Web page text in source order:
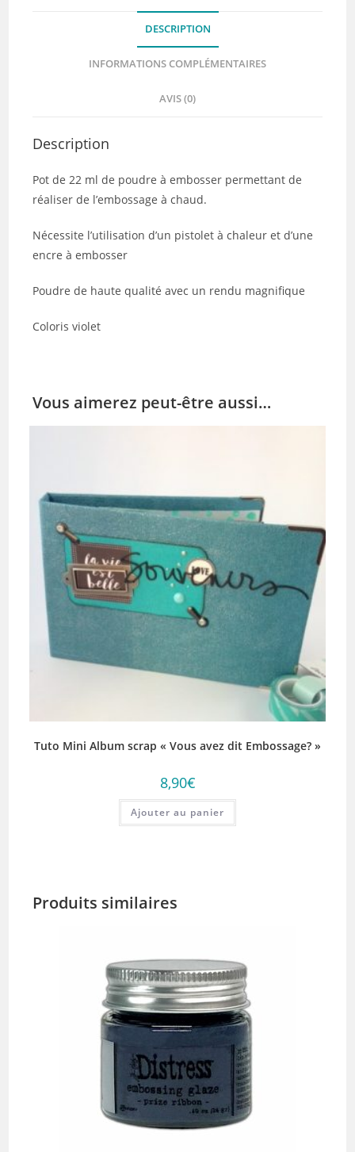
DESCRIPTION
INFORMATIONS COMPLÉMENTAIRES
AVIS (0)
Description
Pot de 22 ml de poudre à embosser permettant de
réaliser de l’embossage à chaud.
Nécessite l’utilisation d’un pistolet à chaleur et d’une
encre à embosser
Poudre de haute qualité avec un rendu magnifique
Coloris violet
Vous aimerez peut-être aussi…
Tuto Mini Album scrap « Vous avez dit Embossage? »
8,90€
Ajouter au panier
Produits similaires